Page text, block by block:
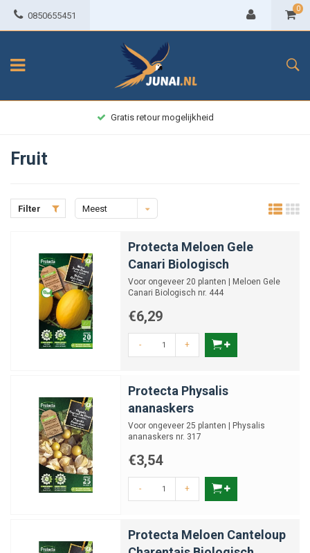
0850655451
0
Alles op voorraad? Voor 22:00 uur besteld = Morgen in huis!
Fruit
Filter
Meest
Protecta Meloen Gele
Canari Biologisch
Voor ongeveer 20 planten | Meloen Gele
Canari Biologisch nr. 444
€6,29
- +
Protecta Physalis
ananaskers
Voor ongeveer 25 planten | Physalis
ananaskers nr. 317
€3,54
- +
Protecta Meloen Canteloup